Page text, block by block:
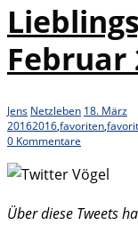
Februar
Jens Netzleben 18. März
20162016,favoriten,
0 Kommentare
Über diese Tweets